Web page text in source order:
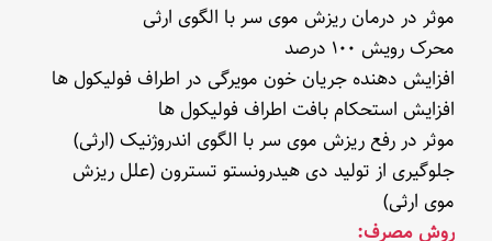
موثر در درمان ریزش موی سر با الگوی ارثی
محرک رویش ۱۰۰ درصد
افزایش دهنده جریان خون مویرگی در اطراف فولیکول ها
افزایش استحکام بافت اطراف فولیکول ها
موثر در رفع ریزش موی سر با الگوی اندروژنیک (ارثی)
جلوگیری از تولید دی هیدرونستو تسترون (علل ریزش
موی ارثی)
روش مصرف: